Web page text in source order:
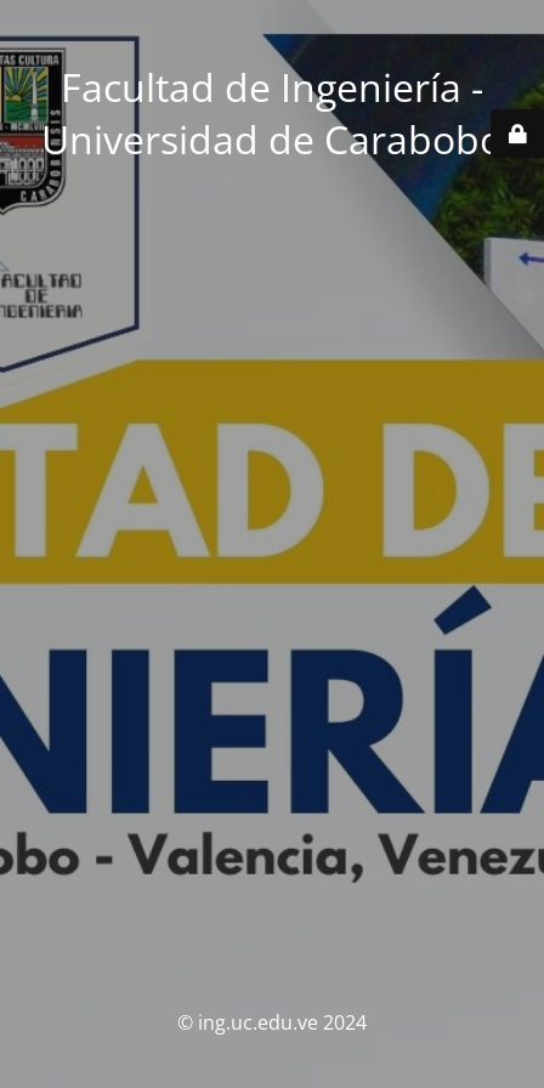
Facultad de Ingeniería -
Universidad de Carabobo
© ing.uc.edu.ve 2024